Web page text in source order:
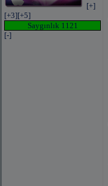
[+]
[+3][+5]
Saygınlık 1121
[-]